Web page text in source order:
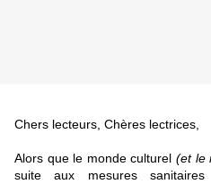
Chers lecteurs, Chères lectrices,
Alors que le monde culturel (et le
suite aux mesures